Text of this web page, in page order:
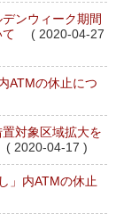
ンウィーク期間
( 2020-04-27
ATMの休止につ
対象区域拡大を
( 2020-04-17 )
」内ATMの休止